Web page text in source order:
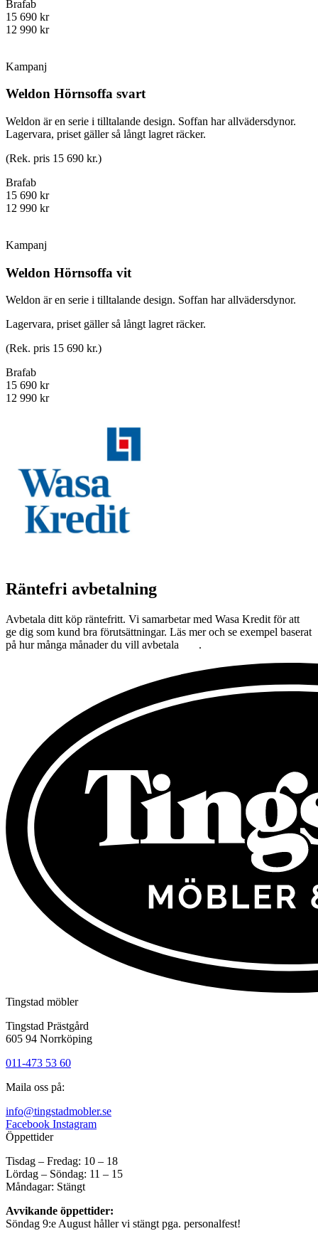
Brafab
15 690 kr
12 990 kr
Kampanj
Weldon Hörnsoffa svart
Weldon är en serie i tilltalande design. Soffan har allvädersdynor.
Lagervara, priset gäller så långt lagret räcker.
(Rek. pris 15 690 kr.)
Brafab
15 690 kr
12 990 kr
Kampanj
Weldon Hörnsoffa vit
Weldon är en serie i tilltalande design. Soffan har allvädersdynor.
Lagervara, priset gäller så långt lagret räcker.
(Rek. pris 15 690 kr.)
Brafab
15 690 kr
12 990 kr
Räntefri avbetalning
Avbetala ditt köp räntefritt. Vi samarbetar med Wasa Kredit för att
ge dig som kund bra förutsättningar. Läs mer och se exempel baserat
på hur många månader du vill avbetala
.
Tingstad möbler
Tingstad Prästgård
605 94 Norrköping
011-473 53 60
Maila oss på:
info@tingstadmobler.se
Facebook Instagram
Öppettider
Tisdag – Fredag: 10 – 18
Lördag – Söndag: 11 – 15
Måndagar: Stängt
Avvikande öppettider:
Söndag 9:e August håller vi stängt pga. personalfest!